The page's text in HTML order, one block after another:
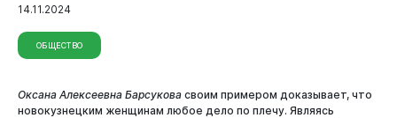
14.11.2024
ОБЩЕСТВО
Оксана Алексеевна Барсукова своим примером доказывает, что
новокузнецким женщинам любое дело по плечу. Являясь